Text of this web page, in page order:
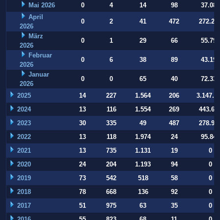
Mai 2026 0 4 14 98
37.084
April
2026
0 2 41 472
März
2026
0 1 29 66
55.794
Februar
2026
0 6 38 89
43.197
Januar
2026
0 0 65 40 72.332
2025 14 227 1.564 206
2024
13 116 1.554 269
2023
30 335 49 487
2022
13 118 1.974 24
95.847
2021
13 735 1.131 19
0
2020
24 204 1.193 94
0
2019
73 542 518 58
0
2018
78 668 136 92
0
2017
51 975 63 35
0